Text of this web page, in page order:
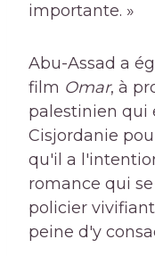
importante. »
Abu-Assad a
film Omar, à
palestinien qui
Cisjordanie
qu'il a
romance qui
policier
peine d'y